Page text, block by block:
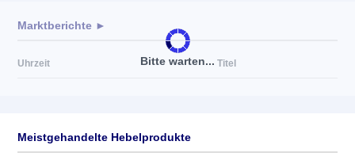
Bitte warten...
Marktberichte ►
Uhrzeit Titel
Meistgehandelte Hebelprodukte